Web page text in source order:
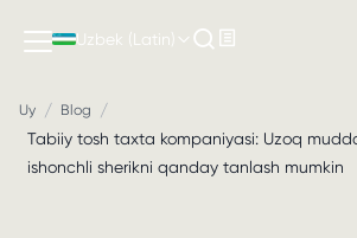
Uzbek (Latin)
Uy / Blog
/
Tabiiy tosh taxta kompaniyasi: Uzoq
ishonchli sherikni qanday tanlash mumkin